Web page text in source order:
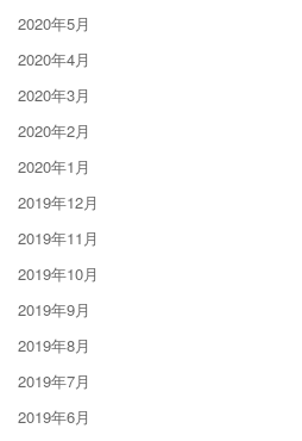
2020年5月
2020年4月
2020年3月
2020年2月
2020年1月
2019年12月
2019年11月
2019年10月
2019年9月
2019年8月
2019年7月
2019年6月